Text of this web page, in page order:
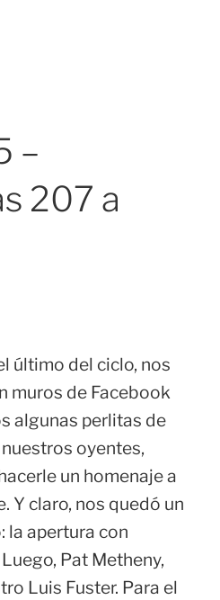
–
207 a
último del ciclo, nos
muros de Facebook
algunas perlitas de
oyentes,
un homenaje a
Y claro, nos quedó un
la apertura con
Pat Metheny,
Luis Fuster. Para el